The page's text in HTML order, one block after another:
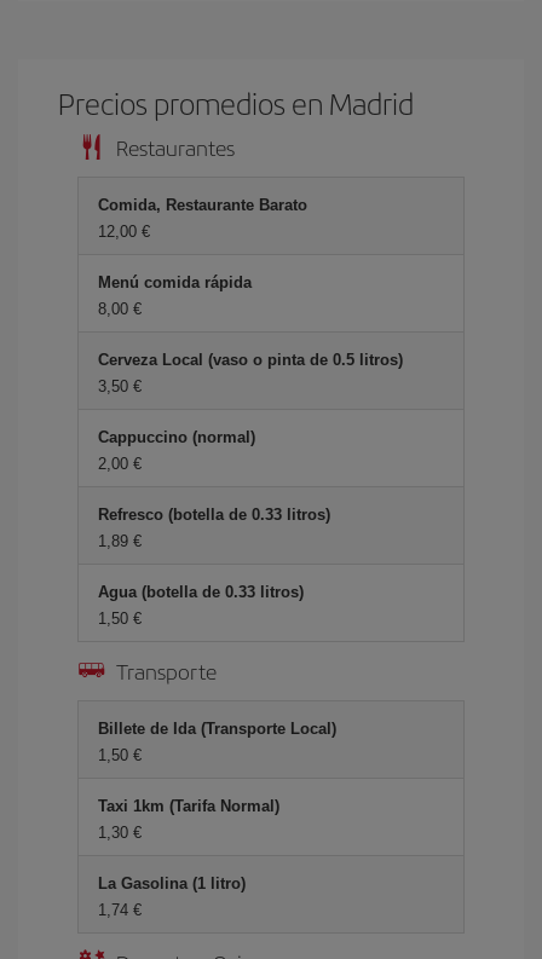
Precios promedios en Madrid
Restaurantes
Comida, Restaurante Barato
12,00
Menú comida rápida
8,00
Cerveza Local (vaso o pinta de 0.5 litros)
3,50
Cappuccino (normal)
2,00
Refresco (botella de 0.33 litros)
1,89
Agua (botella de 0.33 litros)
1,50
Transporte
Billete de Ida (Transporte Local)
1,50
Taxi 1km (Tarifa Normal)
1,30
La Gasolina (1 litro)
1,74